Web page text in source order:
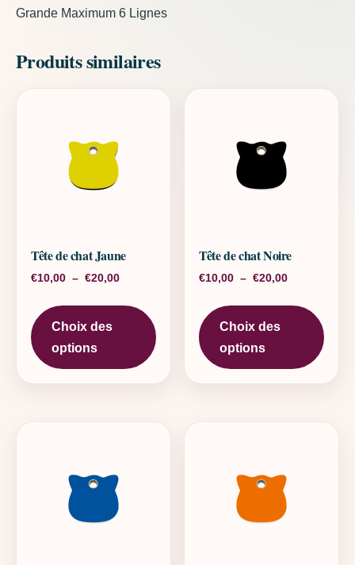
Grande Maximum 6 Lignes
Produits similaires
Tête de chat Jaune
€10,00 – €20,00Plage de prix : €10,00 à €20,00
Choix des
options
Ce produit a plusieurs variations.
Tête de chat Noire
€10,00 – €20,00Plage de
Choix des
options